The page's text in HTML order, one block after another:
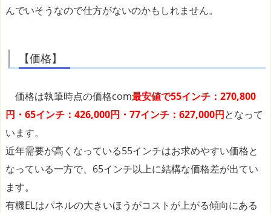
んでいそうなので仕方がないのかもしれません。
【価格】
価格は執筆時点の価格com最安値で55インチ：270,800
円・65インチ：426,000円・77インチ：627,000円となって
います。
近年需要が高くなっている55インチはお求めやすい価格と
なっている一方で、65インチ以上に結構な価格差が出てい
ます。
有機ELはパネルの大きいほうがコストが上がる傾向にある